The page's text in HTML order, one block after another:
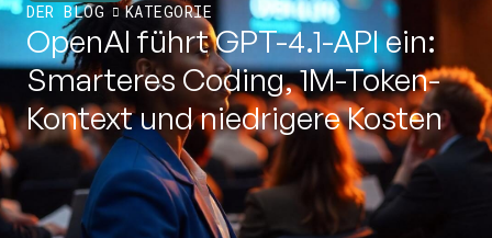
DER BLOG
KATEGORIE
OpenAI führt GPT-4.1-API ein:
Smarteres Coding, 1M-Token-
Kontext und niedrigere Kosten